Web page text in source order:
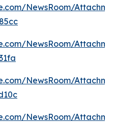
NewsRoom/
NewsRoom/
NewsRoom/
NewsRoom/